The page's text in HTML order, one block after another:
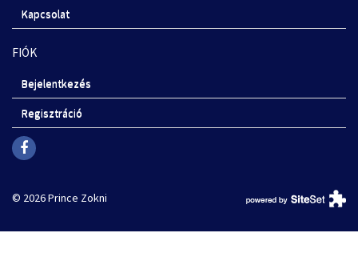
Kapcsolat
FIÓK
Bejelentkezés
Regisztráció
© 2026 Prince Zokni